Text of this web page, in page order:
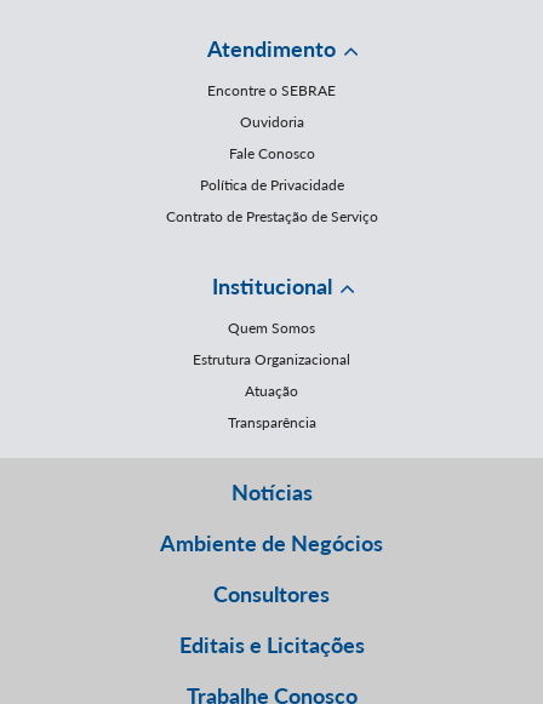
Atendimento
Encontre o SEBRAE
Ouvidoria
Fale Conosco
Política de Privacidade
Contrato de Prestação de Serviço
Institucional
Quem Somos
Estrutura Organizacional
Atuação
Transparência
Notícias
Ambiente de Negócios
Consultores
Editais e Licitações
Trabalhe Conosco